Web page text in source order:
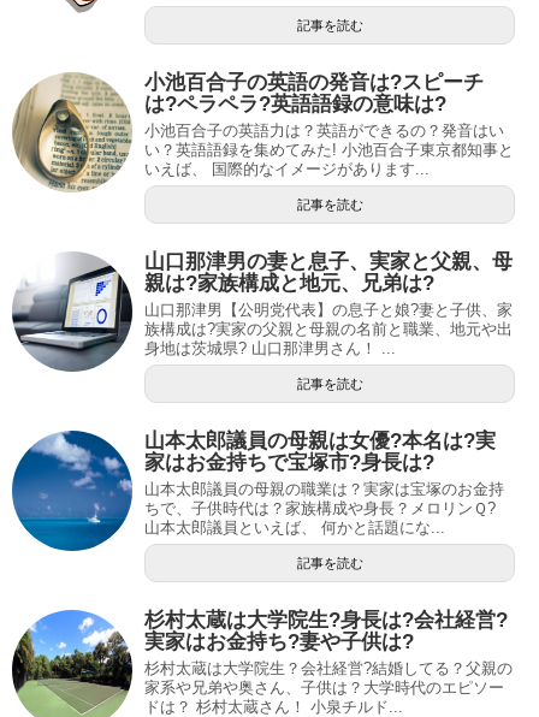
記事を読む
小池百合子の英語の発音は?スピーチ
は?ペラペラ?英語語録の意味は?
小池百合子の英語力は？英語ができるの？発音はい
い？英語語録を集めてみた! 小池百合子東京都知事と
いえば、 国際的なイメージがあります...
記事を読む
山口那津男の妻と息子、実家と父親、母
親は?家族構成と地元、兄弟は?
山口那津男【公明党代表】の息子と娘?妻と子供、家
族構成は?実家の父親と母親の名前と職業、地元や出
身地は茨城県? 山口那津男さん！ ...
記事を読む
山本太郎議員の母親は女優?本名は?実
家はお金持ちで宝塚市?身長は?
山本太郎議員の母親の職業は？実家は宝塚のお金持
ちで、子供時代は？家族構成や身長？メロリンＱ?
山本太郎議員といえば、 何かと話題にな...
記事を読む
杉村太蔵は大学院生?身長は?会社経営?
実家はお金持ち?妻や子供は?
杉村太蔵は大学院生？会社経営?結婚してる？父親の
家系や兄弟や奥さん、子供は？大学時代のエピソー
ドは？ 杉村太蔵さん！ 小泉チルド...